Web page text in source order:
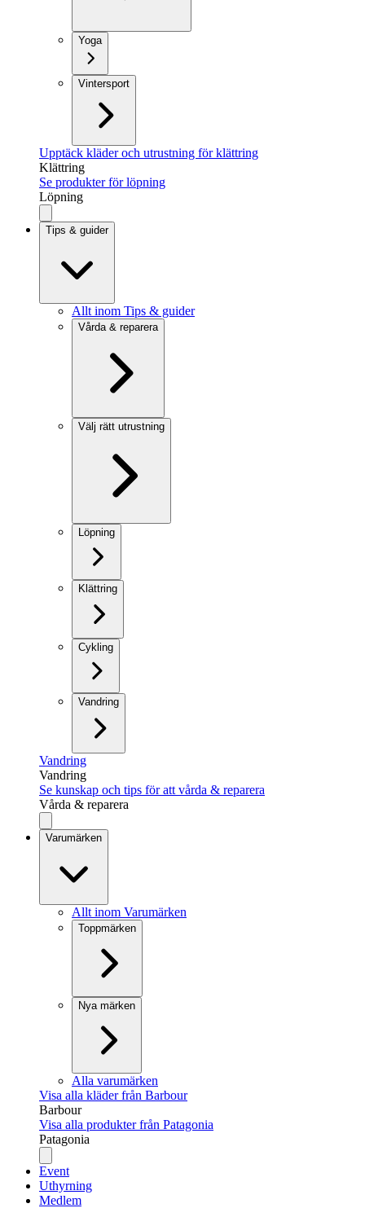
Yoga
Vintersport
Upptäck kläder och utrustning för klättring
Klättring
Se produkter för löpning
Löpning
Tips & guider
Allt inom Tips & guider
Vårda & reparera
Välj rätt utrustning
Löpning
Klättring
Cykling
Vandring
Vandring
Vandring
Se kunskap och tips för att vårda & reparera
Vårda & reparera
Varumärken
Allt inom Varumärken
Toppmärken
Nya märken
Alla varumärken
Visa alla kläder från Barbour
Barbour
Visa alla produkter från Patagonia
Patagonia
Event
Uthyrning
Medlem